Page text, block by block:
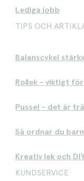
Lediga jobb
TIPS OCH
Balanscykel
Rollek - viktigt
Pussel - det är
Så ordnar du
Kreativ lek och
KUNDSERVICE